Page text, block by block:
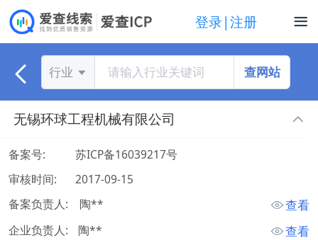
登录|注册
行业 查网站
无锡环球工程机械有限公司
备案号:
苏ICP备16039217号
审核时间:
2017-09-15
备案负责人:
陶** 查看
企业负责人: 陶** 查看